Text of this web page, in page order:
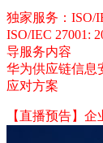
独家服务：ISO/
ISO/IEC 27001:
导服务内容
华为供应链信息
应对方案
【直播预告】